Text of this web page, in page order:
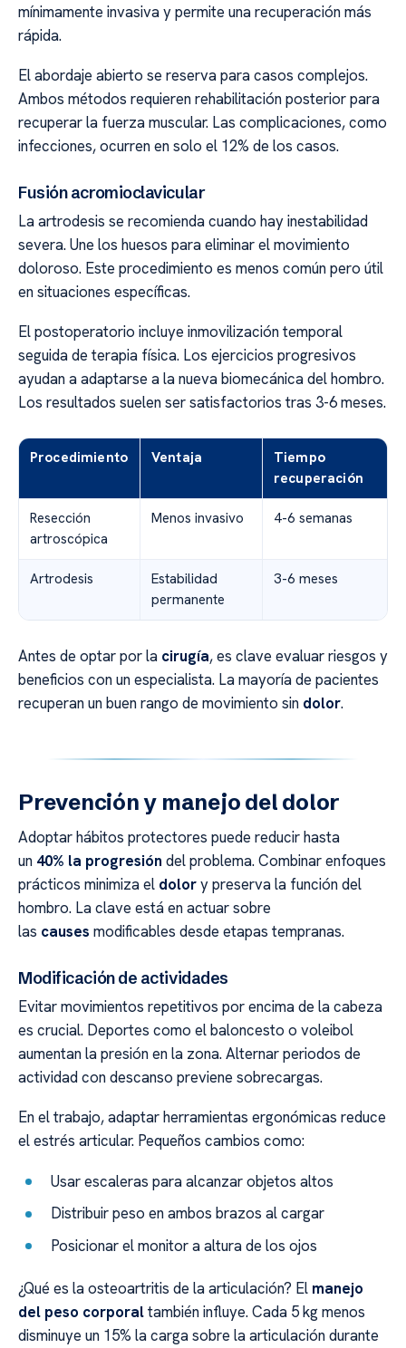
mínimamente invasiva y permite una recuperación más
rápida.
El abordaje abierto se reserva para casos complejos.
Ambos métodos requieren rehabilitación posterior para
recuperar la fuerza muscular. Las complicaciones, como
infecciones, ocurren en solo el 12% de los casos.
Fusión acromioclavicular
La artrodesis se recomienda cuando hay inestabilidad
severa. Une los huesos para eliminar el movimiento
doloroso. Este procedimiento es menos común pero útil
en situaciones específicas.
El postoperatorio incluye inmovilización temporal
seguida de terapia física. Los ejercicios progresivos
ayudan a adaptarse a la nueva biomecánica del hombro.
Los resultados suelen ser satisfactorios tras 3-6 meses.
Procedimiento Ventaja
Tiempo
recuperación
Resección
artroscópica
Menos invasivo 4-6 semanas
Artrodesis
Estabilidad
permanente
3-6 meses
Antes de optar por la cirugía, es clave evaluar riesgos y
beneficios con un especialista. La mayoría de pacientes
recuperan un buen rango de movimiento sin dolor.
Prevención y manejo del dolor
Adoptar hábitos protectores puede reducir hasta
un 40% la progresión del problema. Combinar enfoques
prácticos minimiza el dolory preserva la función del
hombro. La clave está en actuar sobre
las causes modificables desde etapas tempranas.
Modificación de actividades
Evitar movimientos repetitivos por encima de la cabeza
es crucial. Deportes como el baloncesto o voleibol
aumentan la presión en la zona. Alternar periodos de
actividad con descanso previene sobrecargas.
En el trabajo, adaptar herramientas ergonómicas reduce
el estrés articular. Pequeños cambios como:
Usar escaleras para alcanzar objetos altos
Distribuir peso en ambos brazos al cargar
Posicionar el monitor a altura de los ojos
¿Qué es la osteoartritis de la articulación? El manejo
del peso corporaltambién influye. Cada 5 kg menos
disminuye un 15% la carga sobre la articulación durante